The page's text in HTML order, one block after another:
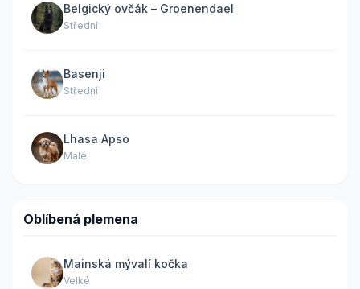
Belgický ovčák – Groenendael
Střední
Basenji
Střední
Lhasa Apso
Malé
Oblíbená plemena
Mainská mývalí kočka
Velké